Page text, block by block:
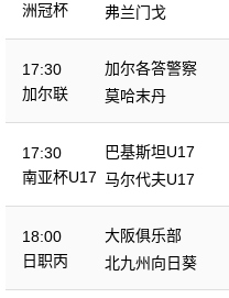
洲冠杯
弗兰门戈
17:30
加尔联
加尔各答警察
莫哈末丹
17:30
南亚杯U17
巴基斯坦U17
马尔代夫U17
18:00
日职丙
大阪俱乐部
北九州向日葵